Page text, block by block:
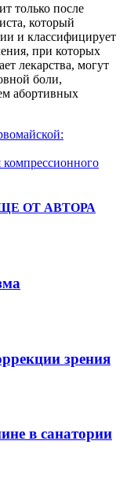
только после
который
и классифицирует
при которых
лекарства, могут
боли,
абортивных
ОТ АВТОРА
зрения
в санатории